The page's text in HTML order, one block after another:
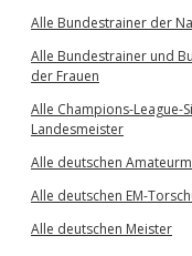
Alle Bundestrainer der
Alle Bundestrainer und
der Frauen
Alle Champions-League-
Landesmeister
Alle deutschen
Alle deutschen EM-
Alle deutschen Meister